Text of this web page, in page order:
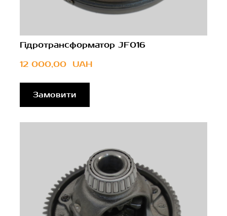
Гідротрансформатор JF016
12 000,00  UAH
Замовити